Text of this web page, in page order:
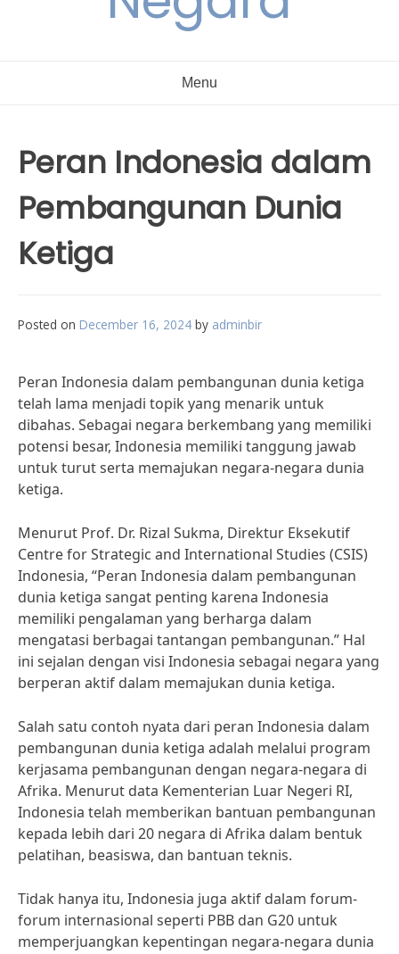
Menu
Peran Indonesia dalam
Pembangunan Dunia
Ketiga
Posted on December 16, 2024 by adminbir
Peran Indonesia dalam pembangunan dunia ketiga
telah lama menjadi topik yang menarik untuk
dibahas. Sebagai negara berkembang yang memiliki
potensi besar, Indonesia memiliki tanggung jawab
untuk turut serta memajukan negara-negara dunia
ketiga.
Menurut Prof. Dr. Rizal Sukma, Direktur Eksekutif
Centre for Strategic and International Studies (CSIS)
Indonesia, “Peran Indonesia dalam pembangunan
dunia ketiga sangat penting karena Indonesia
memiliki pengalaman yang berharga dalam
mengatasi berbagai tantangan pembangunan.” Hal
ini sejalan dengan visi Indonesia sebagai negara yang
berperan aktif dalam memajukan dunia ketiga.
Salah satu contoh nyata dari peran Indonesia dalam
pembangunan dunia ketiga adalah melalui program
kerjasama pembangunan dengan negara-negara di
Afrika. Menurut data Kementerian Luar Negeri RI,
Indonesia telah memberikan bantuan pembangunan
kepada lebih dari 20 negara di Afrika dalam bentuk
pelatihan, beasiswa, dan bantuan teknis.
Tidak hanya itu, Indonesia juga aktif dalam forum-
forum internasional seperti PBB dan G20 untuk
memperjuangkan kepentingan negara-negara dunia